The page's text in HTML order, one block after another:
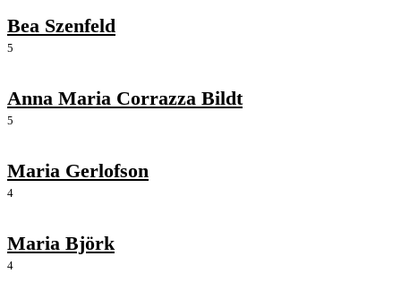
Bea Szenfeld
5
Anna Maria Corrazza Bildt
5
Maria Gerlofson
4
Maria Björk
4